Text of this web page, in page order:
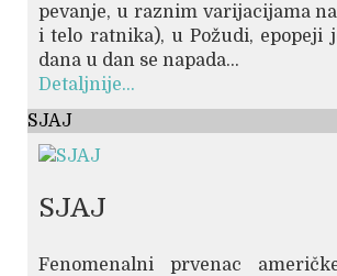
pevanje, u raznim varijacijama
i telo ratnika), u Požudi, epopeji
dana u dan se napada...
Detaljnije...
SJAJ
SJAJ
Fenomenalni prvenac